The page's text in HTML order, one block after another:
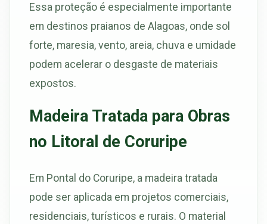
Essa proteção é especialmente importante
em destinos praianos de Alagoas, onde sol
forte, maresia, vento, areia, chuva e umidade
podem acelerar o desgaste de materiais
expostos.
Madeira Tratada para Obras
no Litoral de Coruripe
Em Pontal do Coruripe, a madeira tratada
pode ser aplicada em projetos comerciais,
residenciais, turísticos e rurais. O material